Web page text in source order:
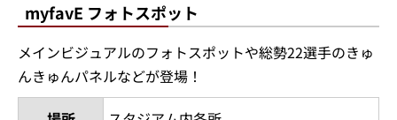
myfavE フォトスポット
メインビジュアルのフォトスポットや総勢22選手のきゅ
んきゅんパネルなどが登場！